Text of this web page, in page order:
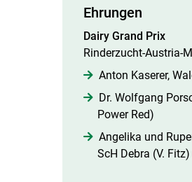
Ehrungen
Dairy Grand Prix
Rinderzucht-Austria-
Anton Kaserer,
Dr. Wolfgang
Power Red)
Angelika und
ScH Debra (V.